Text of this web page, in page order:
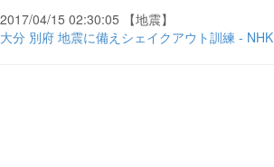
2017/04/15 02:30:05 【地震】
大分 別府 地震に備えシェイクアウト訓練 - NHK